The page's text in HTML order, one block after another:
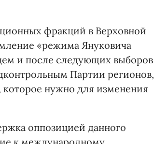
фракций в Верховной
«режима Януковича
и после следующих выборов
Партии регионов,
которое нужно для изменения
оппозицией данного